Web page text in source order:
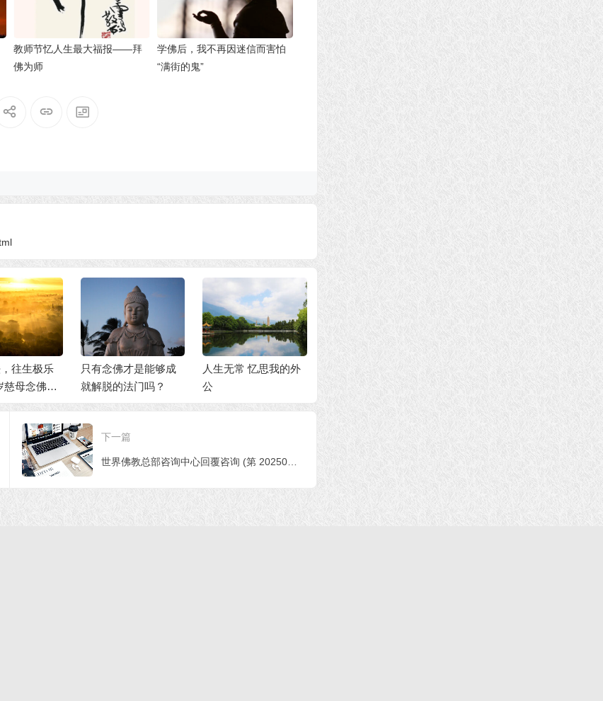
教师节忆人生最大福报——拜
佛为师
学佛后，我不再因迷信而害怕
“满街的鬼”
有念佛才是能够成
解脱的法门吗？
人生无常 忆思我的外
公
因果是宇宙真谛，众
行转换
下一篇